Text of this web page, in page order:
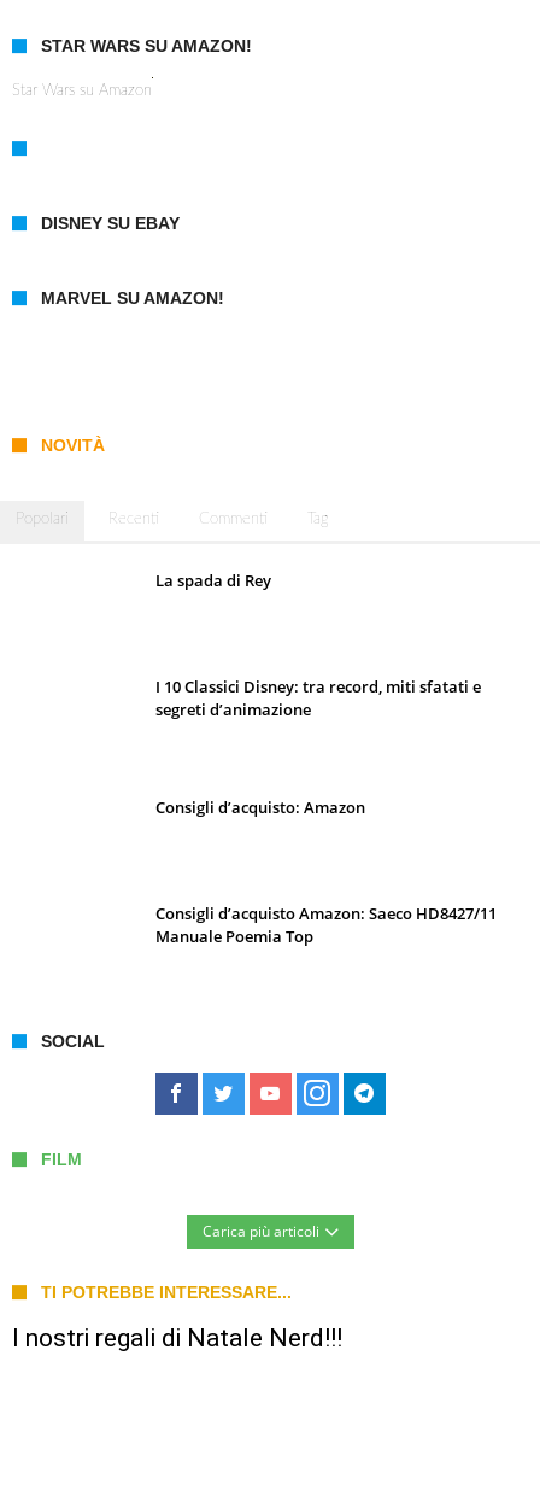
STAR WARS SU AMAZON!
Star Wars su Amazon
DISNEY SU EBAY
MARVEL SU AMAZON!
NOVITÀ
Popolari Recenti Commenti Tag
La spada di Rey
I 10 Classici Disney: tra record, miti sfatati e
segreti d’animazione
Consigli d’acquisto: Amazon
Consigli d’acquisto Amazon: Saeco HD8427/11
Manuale Poemia Top
SOCIAL
FILM
Carica più articoli
TI POTREBBE INTERESSARE...
I nostri regali di Natale Nerd!!!